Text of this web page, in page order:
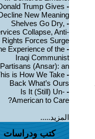
-
Trump Gives
New Meaning
-
Shelves Go Dry,
Collapse, Anti-
Rights Forces Surge ...
-
Experience of the
Iraqi Communist
Partisans (Ansar): an ...
-
is How We Take
Back What’s Ours
-
Is It (Still) Un-
American to Care?
المزيد.....
كتب ودراسات